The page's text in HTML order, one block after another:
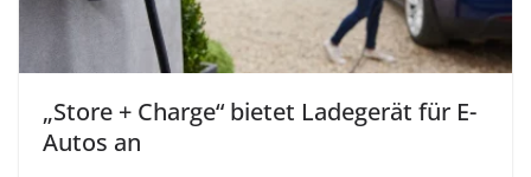
„Store + Charge“ bietet Ladegerät für E-
Autos an